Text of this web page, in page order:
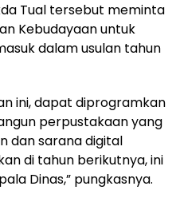
Tual tersebut meminta
Kebudayaan untuk
dalam usulan tahun
ini, dapat diprogramkan
perpustakaan yang
dan sarana digital
di tahun berikutnya, ini
Dinas,” pungkasnya.